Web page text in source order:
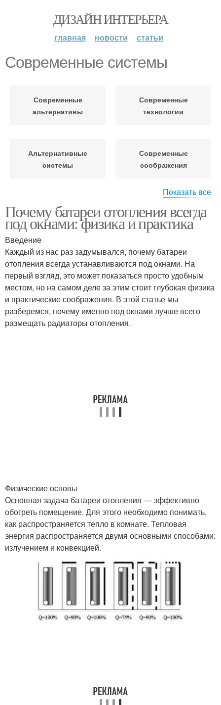
ДИЗАЙН ИНТЕРЬЕРА
главная новости статьи
Современные системы
Современные
альтернативы
Современные
технологии
Альтернативные
системы
Современные
соображения
Современные батареи
Показать все
Почему батареи отопления всегда
под окнами: физика и практика
Введение
Каждый из нас раз задумывался, почему батареи
отопления всегда устанавливаются под окнами. На
первый взгляд, это может показаться просто удобным
местом, но на самом деле за этим стоит глубокая физика
и практические соображения. В этой статье мы
разберемся, почему именно под окнами лучше всего
размещать радиаторы отопления.
Физические основы
Основная задача батареи отопления — эффективно
обогреть помещение. Для этого необходимо понимать,
как распространяется тепло в комнате. Тепловая
энергия распространяется двумя основными способами:
излучением и конвекцией.